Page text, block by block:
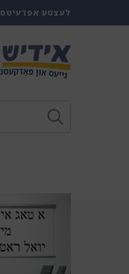
לעצטע אפדעיטס